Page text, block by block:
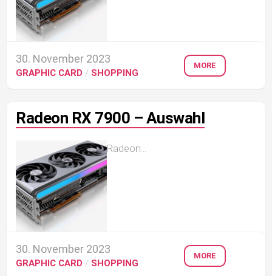
30. November 2023
GRAPHIC CARD / SHOPPING
MORE
Radeon RX 7900 – Auswahl
Radeon...
30. November 2023
GRAPHIC CARD / SHOPPING
MORE